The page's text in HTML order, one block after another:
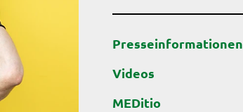
Presseinformationen
Videos
MEDitio